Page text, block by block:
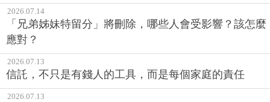
2026.07.14
「兄弟姊妹特留分」將刪除，哪些人會受影響？該怎麼
應對？
2026.07.13
信託，不只是有錢人的工具，而是每個家庭的責任
2026.07.13